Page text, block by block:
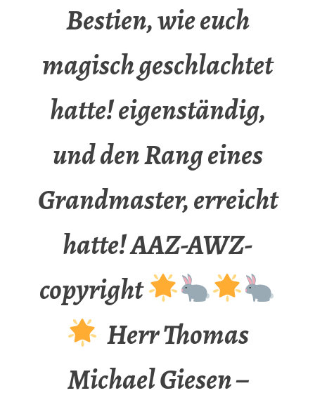
Bestien, wie euch
magisch geschlachtet
hatte! eigenständig,
und den Rang eines
Grandmaster, erreicht
hatte! AAZ-AWZ-
copyright
Herr Thomas
Michael Giesen –